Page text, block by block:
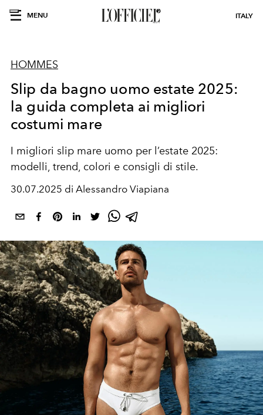
MENU ITALY
HOMMES
Slip da bagno uomo estate 2025:
la guida completa ai migliori
costumi mare
I migliori slip mare uomo per l’estate 2025:
modelli, trend, colori e consigli di stile.
30.07.2025 di Alessandro Viapiana